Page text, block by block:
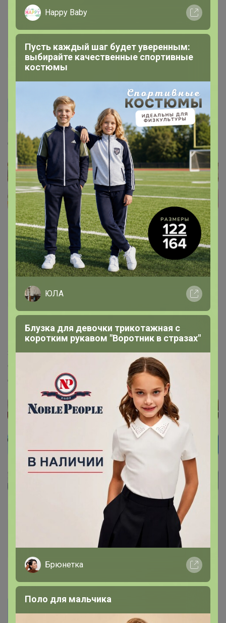
TanyaPK
Золотой организатор
11 марта, 2023 17:34
Н@Т@ЛK@
TanyaPK, одежда в размер?
Да в размер🌸
Виртуоз СП
11 марта, 2023 23:16
Здравствуйте, у этого бренда есть сайт или страничка в
соц.сетях?)интересует платье 5031.1, возможно ли
добыть живые фото, не студийные?)
Золотой организатор
12 марта, 2023 08:34
Alenka-katenka
Здравствуйте, у этого бренда есть сайт или
Happy Baby
Пусть каждый шаг будет уверенным:
выбирайте качественные спортивные
костюмы
ЮЛА
Блузка для девочки трикотажная с
коротким рукавом "Воротник в стразах"
Брюнетка
Поло для мальчика